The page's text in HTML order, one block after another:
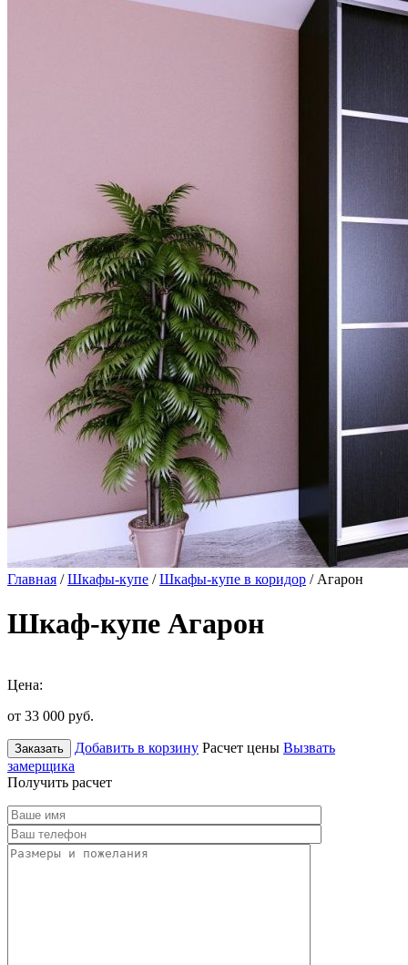
Главная /Шкафы-купе /Шкафы-купе в коридор / Агарон
Шкаф-купе Агарон
Цена:
от 33 000 руб.
Заказать Добавить в корзину Расчет цены Вызвать
замерщика
Получить расчет